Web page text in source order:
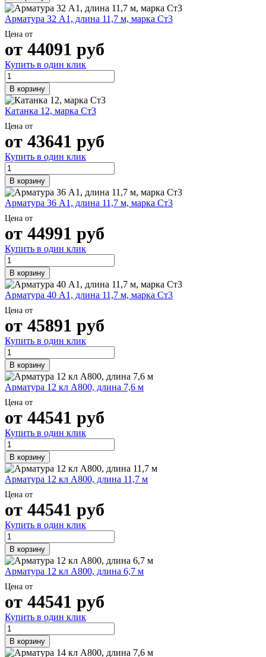
Арматура 32 А1, длина 11,7 м, марка Ст3
Цена от
от 44091 руб
Купить в один клик
В корзину
Катанка 12, марка Ст3
Цена от
от 43641 руб
Купить в один клик
В корзину
Арматура 36 А1, длина 11,7 м, марка Ст3
Цена от
от 44991 руб
Купить в один клик
В корзину
Арматура 40 А1, длина 11,7 м, марка Ст3
Цена от
от 45891 руб
Купить в один клик
В корзину
Арматура 12 кл А800, длина 7,6 м
Цена от
от 44541 руб
Купить в один клик
В корзину
Арматура 12 кл А800, длина 11,7 м
Цена от
от 44541 руб
Купить в один клик
В корзину
Арматура 12 кл А800, длина 6,7 м
Цена от
от 44541 руб
Купить в один клик
В корзину